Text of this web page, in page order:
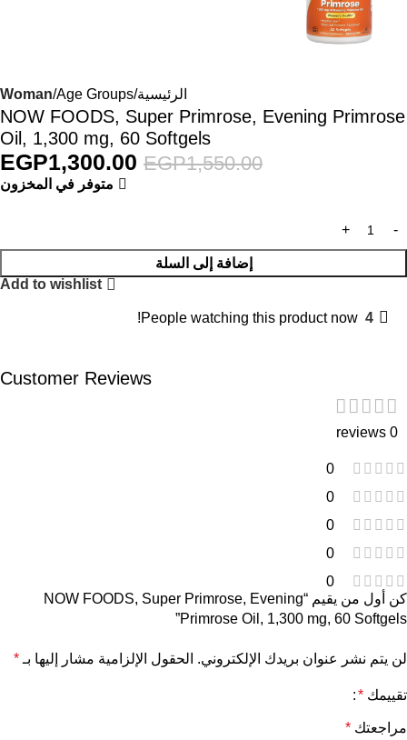
الرئيسية Age Groups
Woman
NOW FOODS, Super Primrose, Evening Primrose
Oil, 1,300 mg, 60 Softgels
EGP1,550.00
EGP1,300.00
متوفر في المخزون
إضافة إلى السلة
Add to wishlist
4
People watching this product now!
Customer Reviews
0 reviews
0
0
0
0
0
كن أول من يقيم “NOW FOODS, Super Primrose, Evening
Primrose Oil, 1,300 mg, 60 Softgels”
لن يتم نشر عنوان بريدك الإلكتروني. الحقول الإلزامية مشار إليها بـ *
تقييمك *
مراجعتك *